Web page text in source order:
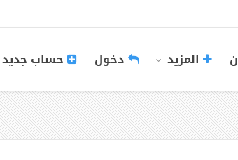
المزيد دخول حساب جديد